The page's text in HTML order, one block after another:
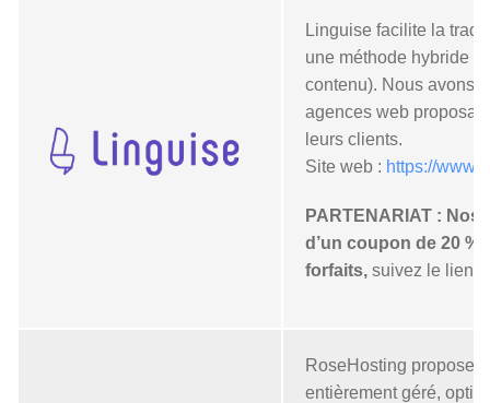
Linguise facilite la
une méthode hybride
contenu). Nous avons
agences web
leurs clients.
Site web : https://
PARTENARIAT :
d’un coupon de 20 %
forfaits, suivez le lien !
RoseHosting propose
entièrement géré,